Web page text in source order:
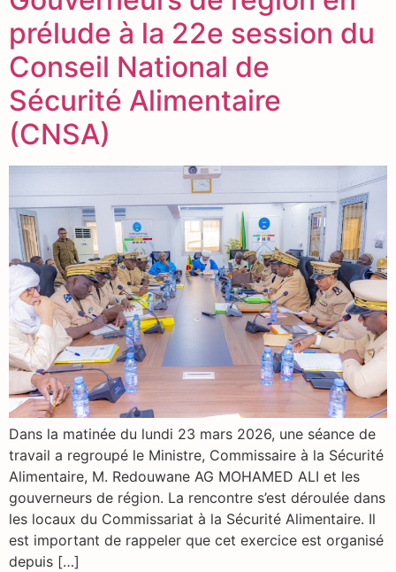
prélude à la 22e session du
Conseil National de
Sécurité Alimentaire
(CNSA)
Dans la matinée du lundi 23 mars 2026, une séance de
travail a regroupé le Ministre, Commissaire à la Sécurité
Alimentaire, M. Redouwane AG MOHAMED ALI et les
gouverneurs de région. La rencontre s’est déroulée dans
les locaux du Commissariat à la Sécurité Alimentaire. Il
est important de rappeler que cet exercice est organisé
depuis […]